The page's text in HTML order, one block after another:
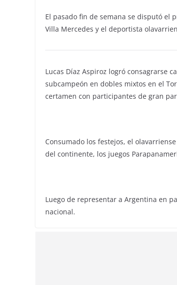
El pasado fin de semana se disputó
Villa Mercedes y el deportista
Lucas Díaz Aspiroz logró consagrarse
subcampeón en dobles mixtos en el
certamen con participantes de gran
Consumado los festejos, el
del continente, los juegos
Luego de representar a Argentina en
nacional.